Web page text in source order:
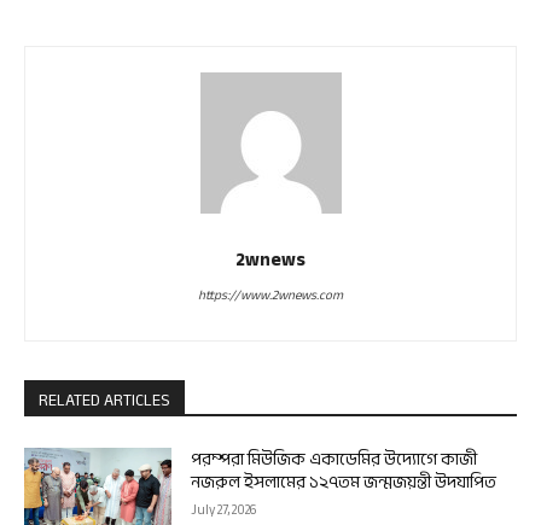
2wnews
https://www.2wnews.com
RELATED ARTICLES
পরম্পরা মিউজিক একাডেমির উদ্যোগে কাজী
নজরুল ইসলামের ১২৭তম জন্মজয়ন্তী উদযাপিত
July 27, 2026